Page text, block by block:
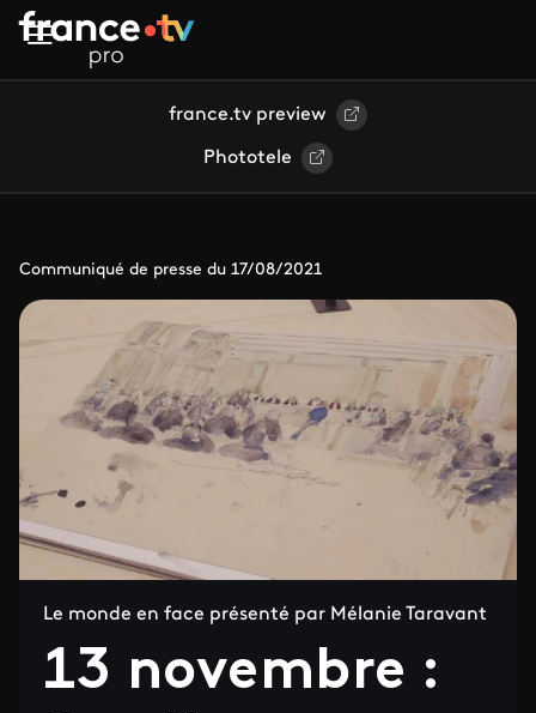
Aller au contenu principal
france.tv preview
Phototele
Communiqué de presse du 17/08/2021
Le monde en face présenté par Mélanie Taravant
13 novembre :